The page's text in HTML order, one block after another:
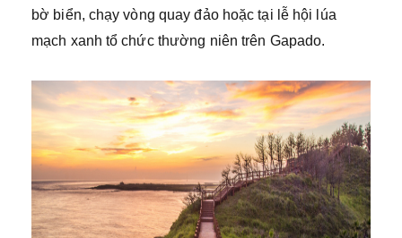
bờ biển, chạy vòng quay đảo hoặc tại lễ hội lúa
mạch xanh tổ chức thường niên trên Gapado.